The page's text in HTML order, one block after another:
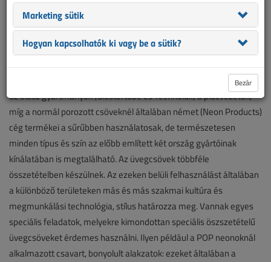
A fényreklámokról IV.
Olasz és német alapanyagok a hazai neongyártóknál
A neoncsöveket, mint már említettük, alapvetően két nagy
csoportra tudjuk osztani: a csak porozott és az anyagában színes,
plusz fényporozott csövekre. Színes csövekben általánosságban
az olasz gyártmányok (Glostertube és Technolux) a piacvezetők,
míg a normál porozott csöveknél általában német (Neon Products)
cég termékei a sűrűbben használatosak, de természetesen
minden típus és szín az előbb említett két ország gyártóinak
kínálatában is megtalálható. Az üvegcsövek többféle
összetételben készülnek. Az ezeken belüli felhasználást általában
a különböző területeken más és más szakmai kultúra és
megmunkálási technológia, stílus határozza meg. Vannak egyes
speciális feladatok, melyekre kimondottan speciális öszszetételű
üvegcsöveket érdemes használni. Ilyen például a POP neonoknál
alkalmazott csavart, bonyolult alakzatok: ezeket általában a
Marketing sütik
Hogyan kapcsolhatók ki vagy be a sütik?
Bezár